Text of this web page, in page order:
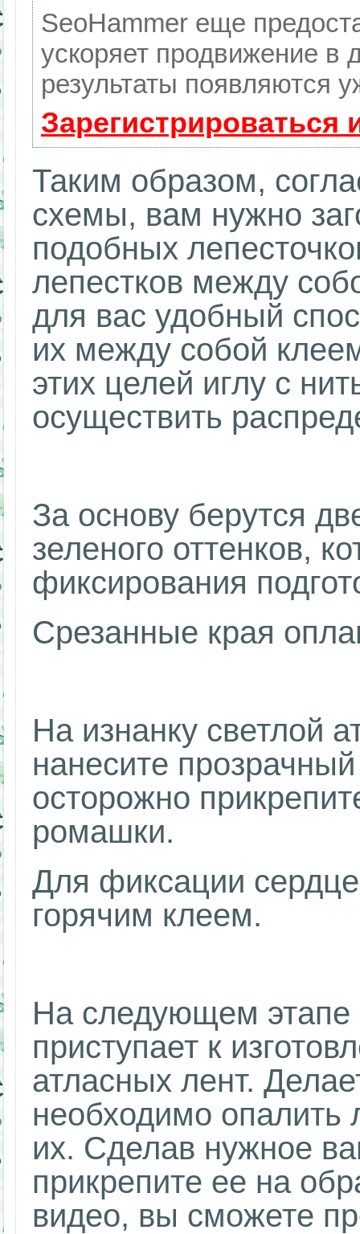
SeoHammer еще
ускоряет продвижение в
результаты появляются
Таким образом,
схемы, вам нужно
подобных
лепестков между
для вас удобный
их между собой
этих целей иглу с
осуществить
За основу берутся
зеленого оттенков,
фиксирования
Срезанные края
На изнанку светлой
нанесите
осторожно
ромашки.
Для фиксации
горячим клеем.
На следующем этапе
приступает к
атласных лент.
необходимо опалить
их. Сделав нужное
прикрепите ее на
видео, вы сможете